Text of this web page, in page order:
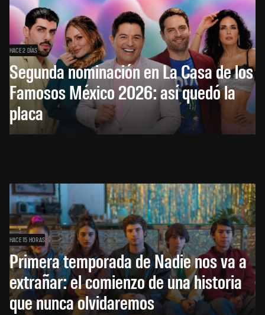
HACE 2 DÍAS
Segunda nominación en La Casa de los
Famosos México 2026: así quedó la
placa
HACE 15 HORAS
Primera temporada de Nadie nos va a
extrañar: el comienzo de una historia
que nunca olvidaremos